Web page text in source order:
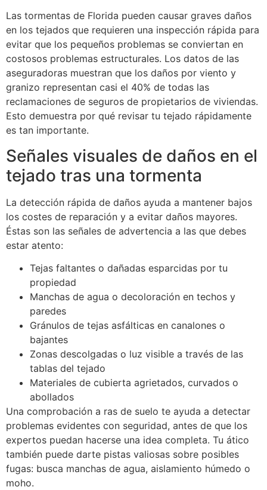
Las tormentas de Florida pueden causar graves daños
en los tejados que requieren una inspección rápida para
evitar que los pequeños problemas se conviertan en
costosos problemas estructurales. Los datos de las
aseguradoras muestran que los daños por viento y
granizo representan casi el 40% de todas las
reclamaciones de seguros de propietarios de viviendas.
Esto demuestra por qué revisar tu tejado rápidamente
es tan importante.
Señales visuales de daños en el
tejado tras una tormenta
La detección rápida de daños ayuda a mantener bajos
los costes de reparación y a evitar daños mayores.
Éstas son las señales de advertencia a las que debes
estar atento:
Tejas faltantes o dañadas esparcidas por tu
propiedad
Manchas de agua o decoloración en techos y
paredes
Gránulos de tejas asfálticas en canalones o
bajantes
Zonas descolgadas o luz visible a través de las
tablas del tejado
Materiales de cubierta agrietados, curvados o
abollados
Una comprobación a ras de suelo te ayuda a detectar
problemas evidentes con seguridad, antes de que los
expertos puedan hacerse una idea completa. Tu ático
también puede darte pistas valiosas sobre posibles
fugas: busca manchas de agua, aislamiento húmedo o
moho.